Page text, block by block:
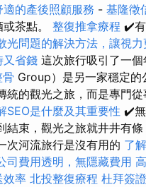
的產後照顧服務 - 基隆徵
茶點。 整復推拿療程 ✔️有
光問題的解決方法，讓視
又省錢 這次旅行吸引了一
Group）是另一家穩定的
統的觀光之旅，而是專門
SEO是什麼及其重要性 ✔️無
結束，觀光之旅就井井有
次河流旅行是沒有用的 了
司費用透明，無隱藏費用
效率 北投整復療程 杜拜簽